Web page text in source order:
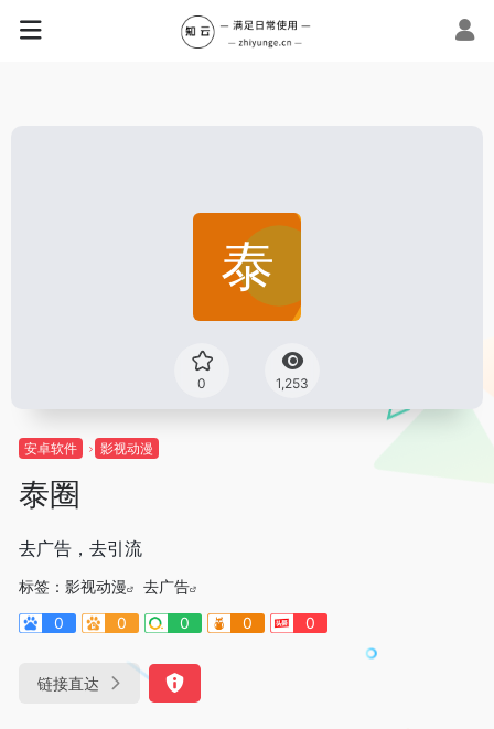
0 1,253
安卓软件 影视动漫
泰圈
去广告，去引流
标签： 影视动漫
去广告
0
0 0 0 0
链接直达